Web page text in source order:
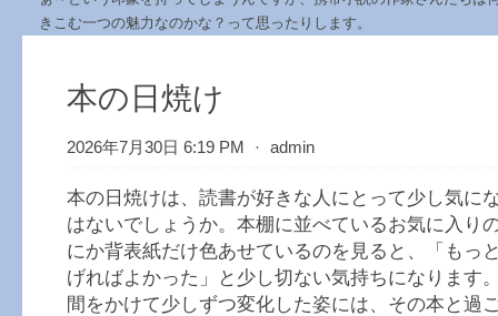
きこむ一つの魅力なのかな？って思ったりします。
本の日焼け
2026年7月30日 6:19 PM ⋅ admin
本の日焼けは、読書が好きな人にとって少し気に
はないでしょうか。本棚に並べているお気に入り
にか背表紙だけ色あせているのを見ると、「もっ
げればよかった」と少し切ない気持ちになります
間をかけて少しずつ変化した姿には、その本と過